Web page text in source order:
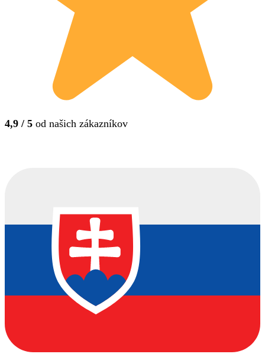
4,9 / 5 od našich zákazníkov